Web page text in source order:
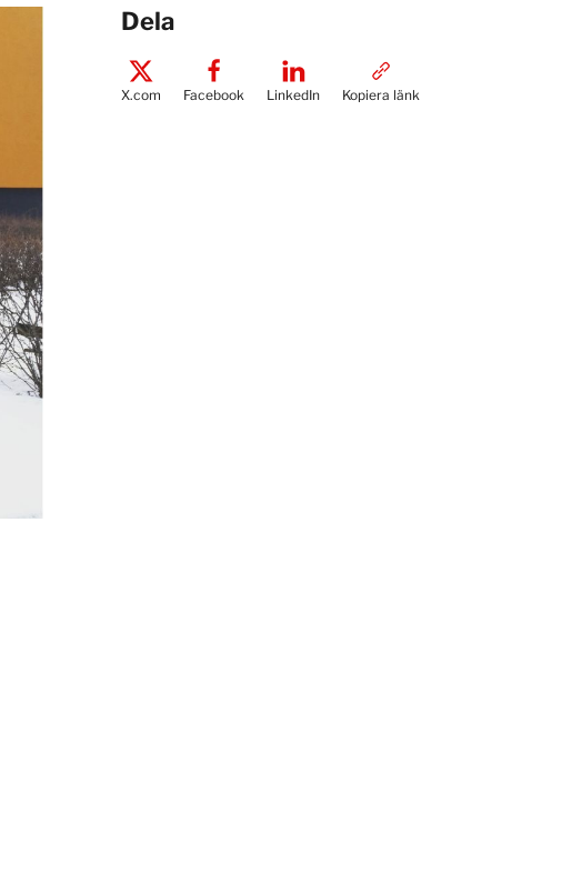
Dela
X.com Facebook LinkedIn Kopiera länk